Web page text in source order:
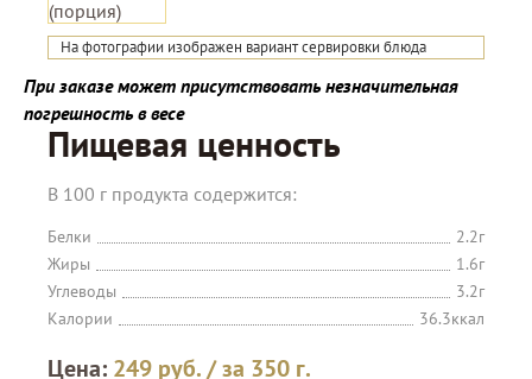
На фотографии изображен вариант сервировки блюда
При заказе может присутствовать незначительная
погрешность в весе
Пищевая ценность
В 100 г продукта содержится:
Белки
2.2г
Жиры
1.6г
Углеводы
3.2г
Калории
36.3ккал
Цена: 249 руб./ за 350 г.